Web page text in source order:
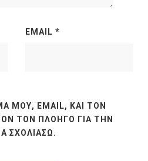
EMAIL *
ΜΟΥ, EMAIL, ΚΑΙ ΤΟΝ
ΤΟΝ ΠΛΟΗΓΌ ΓΙΑ ΤΗΝ
ΣΧΟΛΙΆΣΩ.